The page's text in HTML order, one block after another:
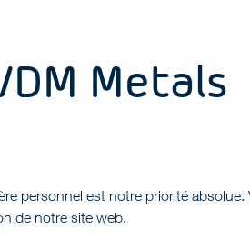
Metals
personnel est notre priorité
de notre site web.